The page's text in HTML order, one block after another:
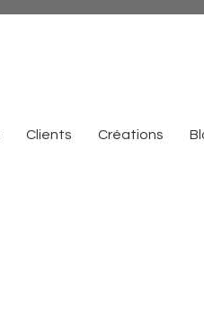
Clients Créations